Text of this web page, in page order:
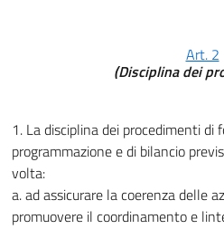
Art. 2
(Disciplina dei
1. La disciplina dei procedimenti
programmazione e di bilancio
volta:
a. ad assicurare la coerenza delle
promuovere il coordinamento e